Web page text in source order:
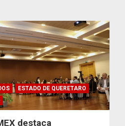
ESTADO DE QUERETARO
destaca